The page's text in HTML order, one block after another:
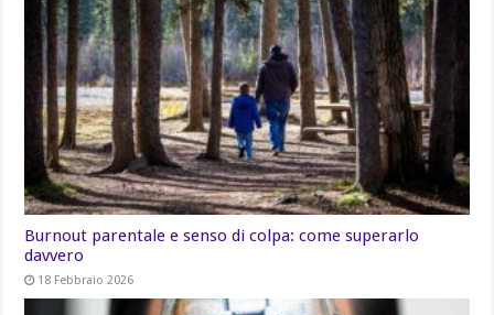
Burnout parentale e senso di colpa: come superarlo
davvero
18 Febbraio 2026